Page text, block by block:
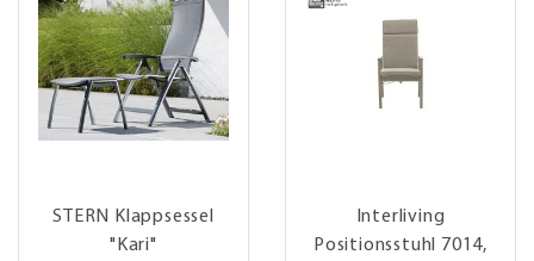
STERN Klappsessel
"Kari"
Interliving
Positionsstuhl 7014,